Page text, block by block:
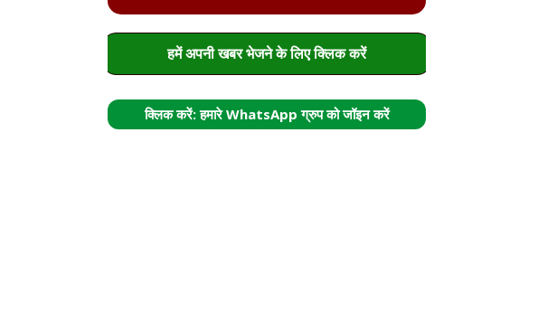
हमें अपनी खबर भेजने के लिए क्लिक करें
क्लिक करें: हमारे WhatsApp ग्रुप को जॉइन करें